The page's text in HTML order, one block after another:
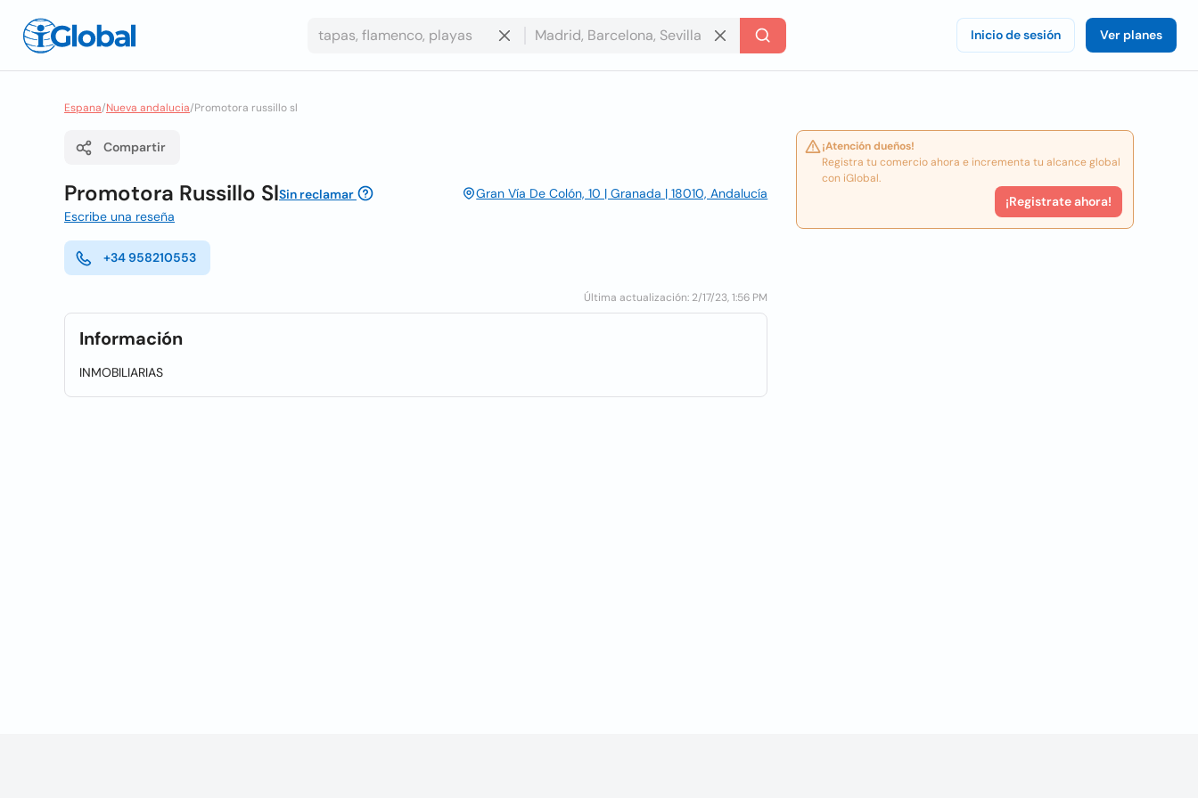
Inicio de sesión Ver planes
Espana/Nueva andalucia/Promotora russillo sl
Compartir
Promotora Russillo SlSin reclamar
Gran Vía De Colón, 10 | Granada | 18010, Andalucía
Escribe una reseña
+34 958210553
Última actualización: 2/17/23, 1:56 PM
Información
INMOBILIARIAS
¡Atención dueños!
Registra tu comercio ahora e incrementa tu alcance global
con iGlobal.
¡Registrate ahora!